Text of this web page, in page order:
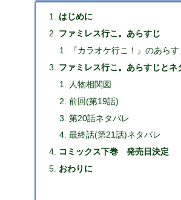
はじめに
ファミレス行こ。あらすじ
『カラオケ行こ！』のあらす
ファミレス行こ。あらすじとネ
人物相関図
前回(第19話)
第20話ネタバレ
最終話(第21話)ネタバレ
コミックス下巻 発売日決定
おわりに